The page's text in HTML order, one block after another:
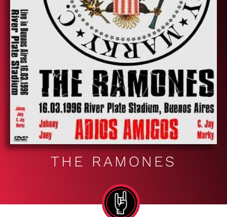
THE RAMONES